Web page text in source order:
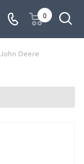
0
John Deere